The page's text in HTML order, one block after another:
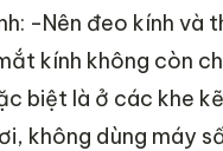
-Nên đeo kính và
kính không còn
biệt là ở các khe
không dùng máy